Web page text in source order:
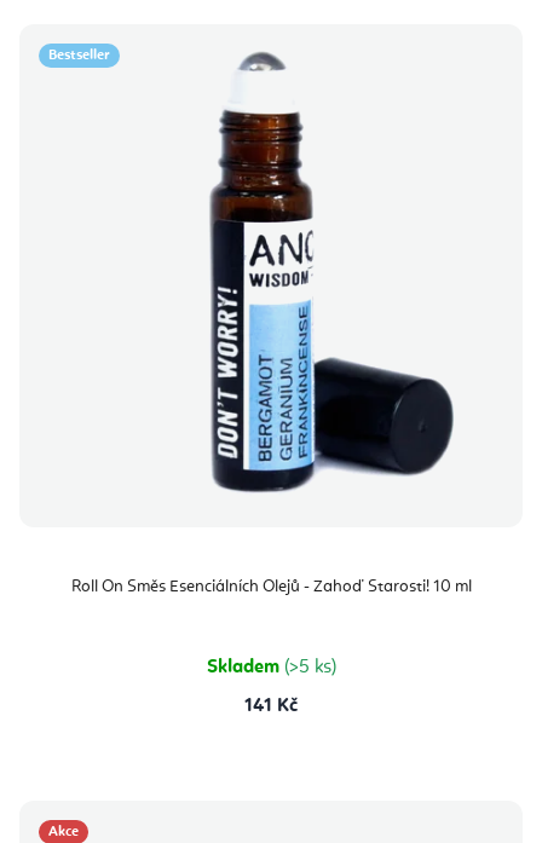
Bestseller
Roll On Směs Esenciálních Olejů - Zahoď Starosti! 10 ml
Skladem (>5 ks)
141 Kč
Akce